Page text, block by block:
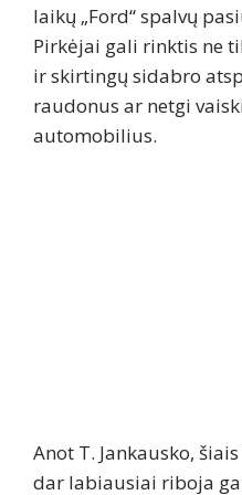
laikų „Ford“ spalvų
Pirkėjai gali rinktis ne
ir skirtingų sidabro
raudonus ar netgi
automobilius.
Anot T. Jankausko,
dar labiausiai riboja